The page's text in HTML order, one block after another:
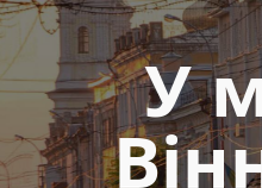
Перейти
до
вмісту
У